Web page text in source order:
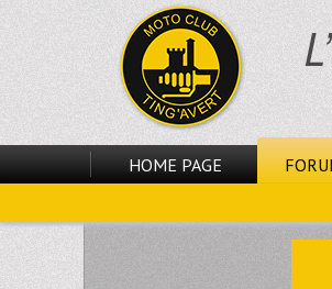
HOME PAGE